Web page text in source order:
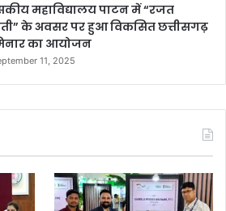
महाविद्यालय पाटन में “रजत
के अवसर पर हुआ विकसित छत्तीसगढ़
का आयोजन
11, 2025